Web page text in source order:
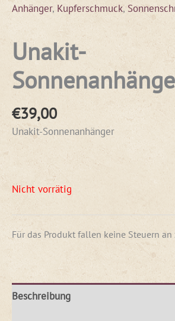
Anhänger, Kupferschmuck,
Unakit-
€39,00
Unakit-Sonnenanhänger
Nicht vorrätig
Für das Produkt fallen keine Steuern an
Beschreibung